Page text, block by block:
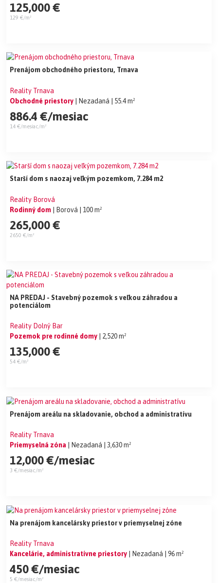
125,000 €
129 €/m²
Prenájom obchodného priestoru, Trnava
Reality Trnava
Obchodné priestory
| Nezadaná | 55.4 m²
886.4 €/mesiac
14 €/mesiac/m²
Starší dom s naozaj veľkým pozemkom, 7.284 m2
Reality Borová
Rodinný dom
| Borová | 100 m²
265,000 €
2650 €/m²
NA PREDAJ - Stavebný pozemok s veľkou záhradou a
potenciálom
Reality Dolný Bar
Pozemok pre rodinné domy
| 2,520 m²
135,000 €
54 €/m²
Prenájom areálu na skladovanie, obchod a administratívu
Reality Trnava
Priemyselná zóna
| Nezadaná | 3,630 m²
12,000 €/mesiac
3 €/mesiac/m²
Na prenájom kancelársky priestor v priemyselnej zóne
Reality Trnava
Kancelárie, administratívne priestory
| Nezadaná | 96 m²
450 €/mesiac
5 €/mesiac/m²